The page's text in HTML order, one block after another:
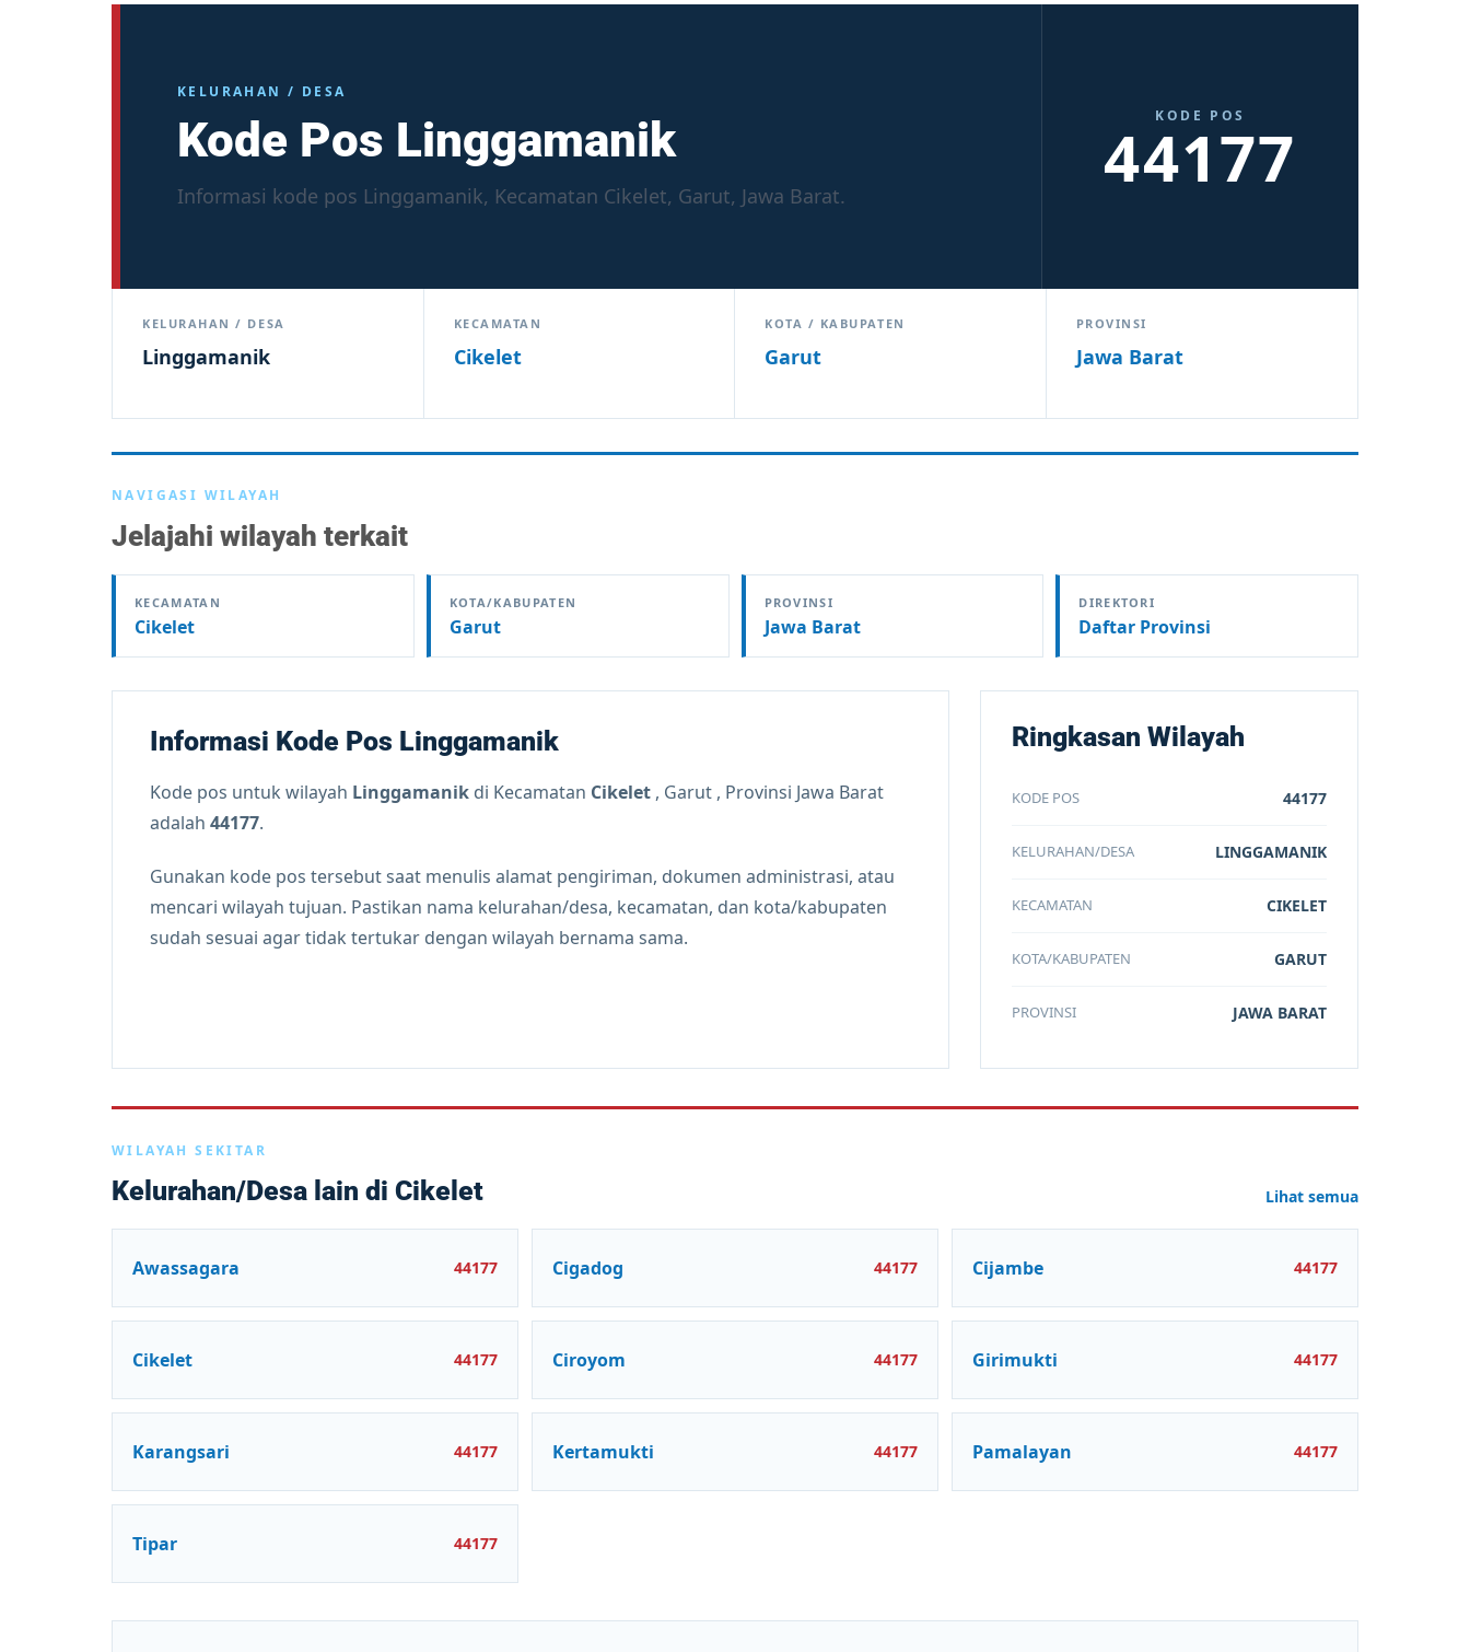
KELURAHAN / DESA
Kode Pos Linggamanik
Informasi kode pos Linggamanik, Kecamatan Cikelet, Garut, Jawa Barat.
KODE POS
44177
KELURAHAN / DESA
Linggamanik
KECAMATAN
Cikelet
KOTA / KABUPATEN
Garut
PROVINSI
Jawa Barat
NAVIGASI WILAYAH
Jelajahi wilayah terkait
KECAMATAN
Cikelet
KOTA/KABUPATEN
Garut
PROVINSI
Jawa Barat
DIREKTORI
Daftar Provinsi
Informasi Kode Pos Linggamanik
Kode pos untuk wilayah Linggamanik di Kecamatan Cikelet , Garut , Provinsi Jawa Barat
adalah 44177.
Gunakan kode pos tersebut saat menulis alamat pengiriman, dokumen administrasi, atau
mencari wilayah tujuan. Pastikan nama kelurahan/desa, kecamatan, dan kota/kabupaten
sudah sesuai agar tidak tertukar dengan wilayah bernama sama.
Ringkasan Wilayah
KODE POS 44177
KELURAHAN/DESA LINGGAMANIK
KECAMATAN CIKELET
KOTA/KABUPATEN GARUT
PROVINSI JAWA BARAT
WILAYAH SEKITAR
Kelurahan/Desa lain di Cikelet Lihat semua
Awassagara 44177 Cigadog 44177 Cijambe 44177
Cikelet 44177 Ciroyom 44177 Girimukti 44177
Karangsari 44177 Kertamukti 44177 Pamalayan 44177
Tipar 44177